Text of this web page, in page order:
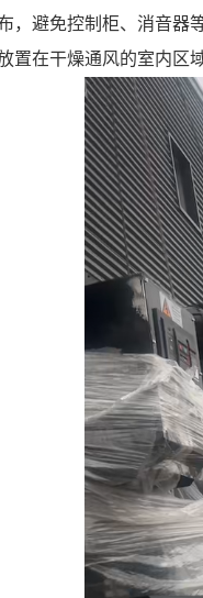
，避免控制柜、消音器
置在干燥通风的室内区